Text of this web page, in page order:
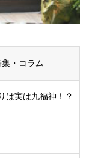
集・コラム
は実は九福神！？